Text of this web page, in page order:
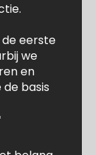
de eerste
we
en
basis